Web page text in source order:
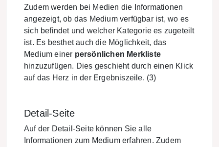
Zudem werden bei Medien die Informationen
angezeigt, ob das Medium verfügbar ist, wo es
sich befindet und welcher Kategorie es zugeteilt
ist. Es besthet auch die Möglichkeit, das
Medium einer persönlichen Merkliste
hinzuzufügen. Dies geschieht durch einen Klick
auf das Herz in der Ergebniszeile. (3)
Detail-Seite
Auf der Detail-Seite können Sie alle
Informationen zum Medium erfahren. Zudem